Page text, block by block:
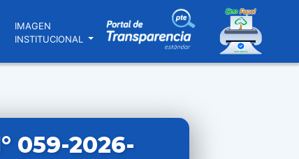
IMAGEN
INSTITUCIONAL
059-2026-